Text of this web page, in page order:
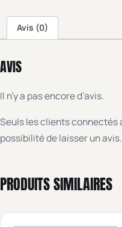
Avis (0)
AVIS
Il n’y a pas encore d’avis.
Seuls les clients connectés
possibilité de laisser un avis.
PRODUITS SIMILAIRES